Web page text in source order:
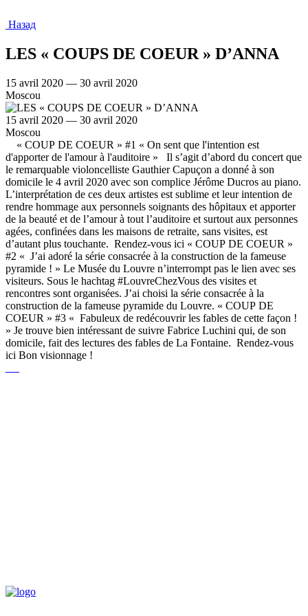
Назад
LES « COUPS DE COEUR » D’ANNA
15 avril 2020 — 30 avril 2020
Moscou
15 avril 2020 — 30 avril 2020
Moscou
« COUP DE COEUR » #1 « On sent que l'intention est
d'apporter de l'amour à l'auditoire » Il s’agit d’abord du concert que
le remarquable violoncelliste Gauthier Capuçon a donné à son
domicile le 4 avril 2020 avec son complice Jérôme Ducros au piano.
L’interprétation de ces deux artistes est sublime et leur intention de
rendre hommage aux personnels soignants des hôpitaux et apporter
de la beauté et de l’amour à tout l’auditoire et surtout aux personnes
agées, confinées dans les maisons de retraite, sans visites, est
d’autant plus touchante. Rendez-vous ici « COUP DE COEUR »
#2 « J’ai adoré la série consacrée à la construction de la fameuse
pyramide ! » Le Musée du Louvre n’interrompt pas le lien avec ses
visiteurs. Sous le hachtag #LouvreChezVous des visites et
rencontres sont organisées. J’ai choisi la série consacrée à la
construction de la fameuse pyramide du Louvre. « COUP DE
COEUR » #3 « Fabuleux de redécouvrir les fables de cette façon !
» Je trouve bien intéressant de suivre Fabrice Luchini qui, de son
domicile, fait des lectures des fables de La Fontaine. Rendez-vous
ici Bon visionnage !